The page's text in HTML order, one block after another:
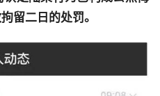
留二日的处罚。